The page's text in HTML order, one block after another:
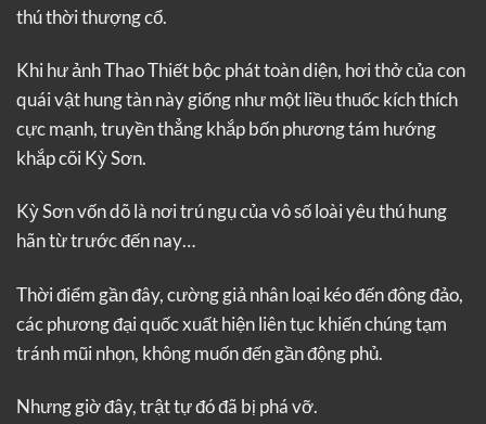
thú thời thượng cổ.
Khi hư ảnh Thao Thiết bộc phát toàn diện, hơi thở của con
quái vật hung tàn này giống như một liều thuốc kích thích
cực mạnh, truyền thẳng khắp bốn phương tám hướng
khắp cõi Kỳ Sơn.
Kỳ Sơn vốn dõ là nơi trú ngụ của vô số loài yêu thú hung
hãn từ trước đến nay…
Thời điểm gần đây, cường giả nhân loại kéo đến đông đảo,
các phương đại quốc xuất hiện liên tục khiến chúng tạm
tránh mũi nhọn, không muốn đến gần động phủ.
Nhưng giờ đây, trật tự đó đã bị phá vỡ.